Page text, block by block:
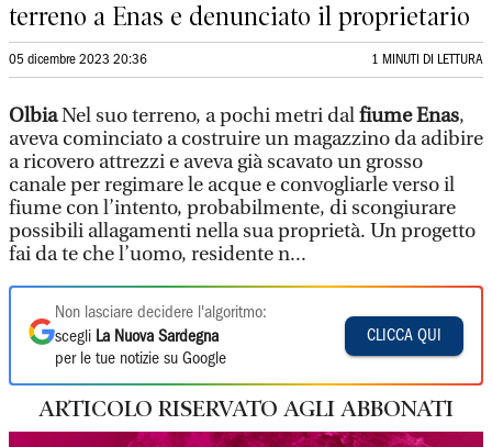
terreno a Enas e denunciato il proprietario
05 dicembre 2023 20:36 1 MINUTI DI LETTURA
OlbiaNel suo terreno, a pochi metri dalfiume Enas,
aveva cominciato a costruire un magazzino da adibire
a ricovero attrezzi e aveva già scavato un grosso
canale per regimare le acque e convogliarle verso il
fiume con l’intento, probabilmente, di scongiurare
possibili allagamenti nella sua proprietà. Un progetto
fai da te che l’uomo, residente n...
Non lasciare decidere l'algoritmo:
scegli La Nuova Sardegna
per le tue notizie su Google
CLICCA QUI
ARTICOLO RISERVATO AGLI ABBONATI